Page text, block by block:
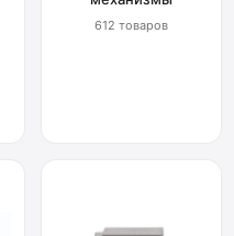
612 товаров